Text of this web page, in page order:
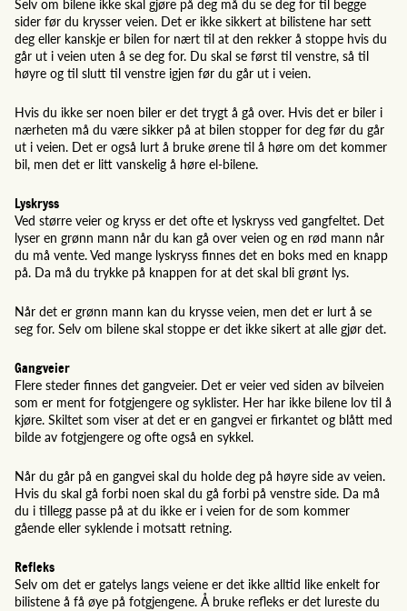
sider før du krysser veien. Det er ikke sikkert at bilistene har sett
deg eller kanskje er bilen for nært til at den rekker å stoppe hvis du
går ut i veien uten å se deg for. Du skal se først til venstre, så til
høyre og til slutt til venstre igjen før du går ut i veien.
Hvis du ikke ser noen biler er det trygt å gå over. Hvis det er biler i
nærheten må du være sikker på at bilen stopper for deg før du går
ut i veien. Det er også lurt å bruke ørene til å høre om det kommer
bil, men det er litt vanskelig å høre el-bilene.
Lyskryss
Ved større veier og kryss er det ofte et lyskryss ved gangfeltet. Det
lyser en grønn mann når du kan gå over veien og en rød mann når
du må vente. Ved mange lyskryss finnes det en boks med en knapp
på. Da må du trykke på knappen for at det skal bli grønt lys.
Når det er grønn mann kan du krysse veien, men det er lurt å se
seg for. Selv om bilene skal stoppe er det ikke sikert at alle gjør det.
Gangveier
Flere steder finnes det gangveier. Det er veier ved siden av bilveien
som er ment for fotgjengere og syklister. Her har ikke bilene lov til å
kjøre. Skiltet som viser at det er en gangvei er firkantet og blått med
bilde av fotgjengere og ofte også en sykkel.
Når du går på en gangvei skal du holde deg på høyre side av veien.
Hvis du skal gå forbi noen skal du gå forbi på venstre side. Da må
du i tillegg passe på at du ikke er i veien for de som kommer
gående eller syklende i motsatt retning.
Refleks
Selv om det er gatelys langs veiene er det ikke alltid like enkelt for
bilistene å få øye på fotgjengene. Å bruke refleks er det lureste du